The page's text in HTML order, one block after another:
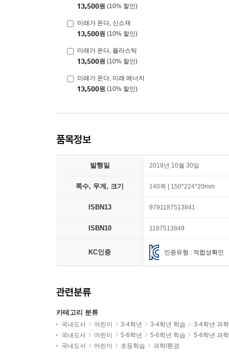
13,500원 (10% 할인)
미래가 온다, 신소재
13,500원 (10% 할인)
미래가 온다, 플라스틱
13,500원 (10% 할인)
미래가 온다, 미래 에너지
13,500원 (10% 할인)
품목정보
발행일 2019년 10월 30일
쪽수, 무게, 크기 140쪽 | 150*224*20mm
ISBN13 9791187513841
ISBN10 1187513849
KC인증 인증유형 : 적합성확인
관련분류
카테고리 분류
국내도서 어린이 3-4학년 3-4학년 학습
3-4학년 과
국내도서
어린이 5-6학년 5-6학년 학습
5-6학년 과
국내도서
어린이 초등학습 과학/환경